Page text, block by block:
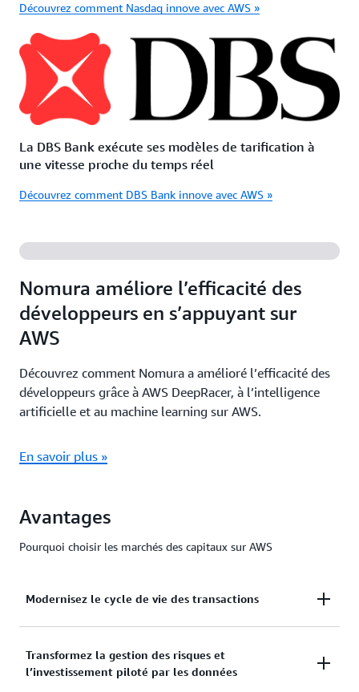
Découvrez comment Nasdaq innove avec AWS »
La DBS Bank exécute ses modèles de tarification à
une vitesse proche du temps réel
Découvrez comment DBS Bank innove avec AWS »
Nomura améliore l’efficacité des
développeurs en s’appuyant sur
AWS
Découvrez comment Nomura a amélioré l’efficacité des
développeurs grâce à AWS DeepRacer, à l’intelligence
artificielle et au machine learning sur AWS.
En savoir plus »
Avantages
Pourquoi choisir les marchés des capitaux sur AWS
Modernisez le cycle de vie des transactions
trading et réarchitecturez votre infrastructure pour
une analytique améliorée, des informations plus
Transformez la gestion des risques et
l’investissement piloté par les données